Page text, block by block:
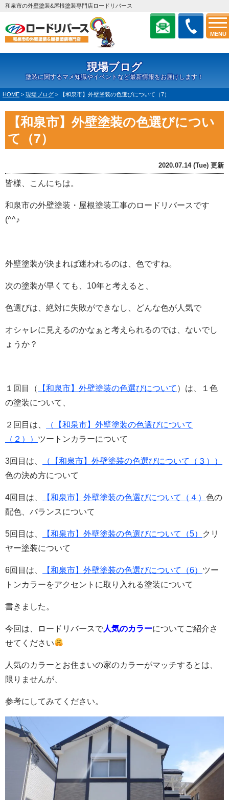
MENU
和泉市の外壁塗装&屋根塗装専門店ロードリバース
現場ブログ
塗装に関するマメ知識やイベントなど最新情報をお届けします！
HOME > 現場ブログ > 【和泉市】外壁塗装の色選びについて（7）
【和泉市】外壁塗装の色選びについ
て（7）
2020.07.14 (Tue) 更新
皆様、こんにちは。
和泉市の外壁塗装・屋根塗装工事のロードリバースです
(^^♪
外壁塗装が決まれば迷われるのは、色ですね。
次の塗装が早くても、10年と考えると、
色選びは、絶対に失敗ができなし、どんな色が人気で
オシャレに見えるのかなぁと考えられるのでは、ないでし
ょうか？
１回目（ 【和泉市】外壁塗装の色選びについて ）は、１色
の塗装について、
２回目は、
（【和泉市】外壁塗装の色選びについて
（２）） ツートンカラーについて
3回目は、
（【和泉市】外壁塗装の色選びについて（３））
色の決め方について
4回目は、 【和泉市】外壁塗装の色選びについて（４） 色の
配色、バランスについて
5回目は、 【和泉市】外壁塗装の色選びについて（5）
クリ
ヤー塗装について
6回目は、 【和泉市】外壁塗装の色選びについて（6） ツー
トンカラーをアクセントに取り入れる塗装について
書きました。
今回は、ロードリバースで人気のカラーについてご紹介さ
せてください
人気のカラーとお住まいの家のカラーがマッチするとは、
限りませんが、
参考にしてみてください。